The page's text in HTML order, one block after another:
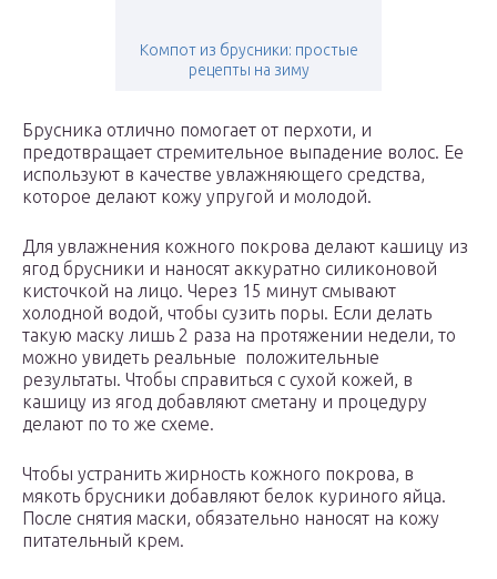
Компот из брусники: простые
рецепты на зиму
Брусника отлично помогает от перхоти, и
предотвращает стремительное выпадение волос. Ее
используют в качестве увлажняющего средства,
которое делают кожу упругой и молодой.
Для увлажнения кожного покрова делают кашицу из
ягод брусники и наносят аккуратно силиконовой
кисточкой на лицо. Через 15 минут смывают
холодной водой, чтобы сузить поры. Если делать
такую маску лишь 2 раза на протяжении недели, то
можно увидеть реальные положительные
результаты. Чтобы справиться с сухой кожей, в
кашицу из ягод добавляют сметану и процедуру
делают по то же схеме.
Чтобы устранить жирность кожного покрова, в
мякоть брусники добавляют белок куриного яйца.
После снятия маски, обязательно наносят на кожу
питательный крем.